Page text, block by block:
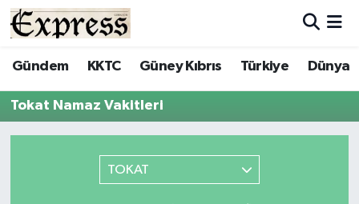
Gündem KKTC Güney Kıbrıs Türkiye Dünya
Tokat Namaz Vakitleri
TOKAT
ALAYKÖY
ALSANCAK
ÇATALKÖY
Hava Durumu
Trafik Durumu
Tüm Manşetler